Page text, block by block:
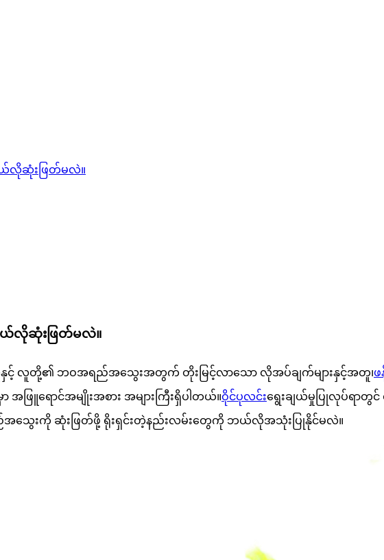
လိုဆုံးဖြတ်မလဲ။
လိုဆုံးဖြတ်မလဲ။
လူတို့၏ ဘဝအရည်အသွေးအတွက် တိုးမြင့်လာသော လိုအပ်ချက်များနှင့်အတူ၊ဖ
ဖြူရောင်အမျိုးအစား အများကြီးရှိပါတယ်။ဝိုင်ပုလင်းရွေးချယ်မှုပြုလုပ်ရာတွင်
သွေးကို ဆုံးဖြတ်ဖို့ ရိုးရှင်းတဲ့နည်းလမ်းတွေကို ဘယ်လိုအသုံးပြုနိုင်မလဲ။